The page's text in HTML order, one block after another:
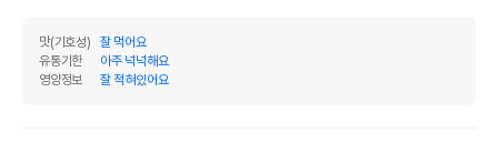
맛(기호성)
잘 먹어요
유통기한
아주 넉넉해요
영양정보
잘 적혀있어요